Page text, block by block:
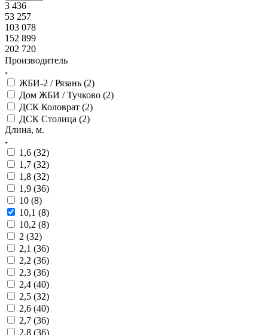
3 436
53 257
103 078
152 899
202 720
Производитель
ЖБИ-2 / Рязань (2)
Дом ЖБИ / Тучково (2)
ДСК Коловрат (2)
ДСК Столица (2)
Длина, м.
1,6 (32)
1,7 (32)
1,8 (32)
1,9 (36)
10 (8)
10,1 (8)
10,2 (8)
2 (32)
2,1 (36)
2,2 (36)
2,3 (36)
2,4 (40)
2,5 (32)
2,6 (40)
2,7 (36)
2,8 (36)